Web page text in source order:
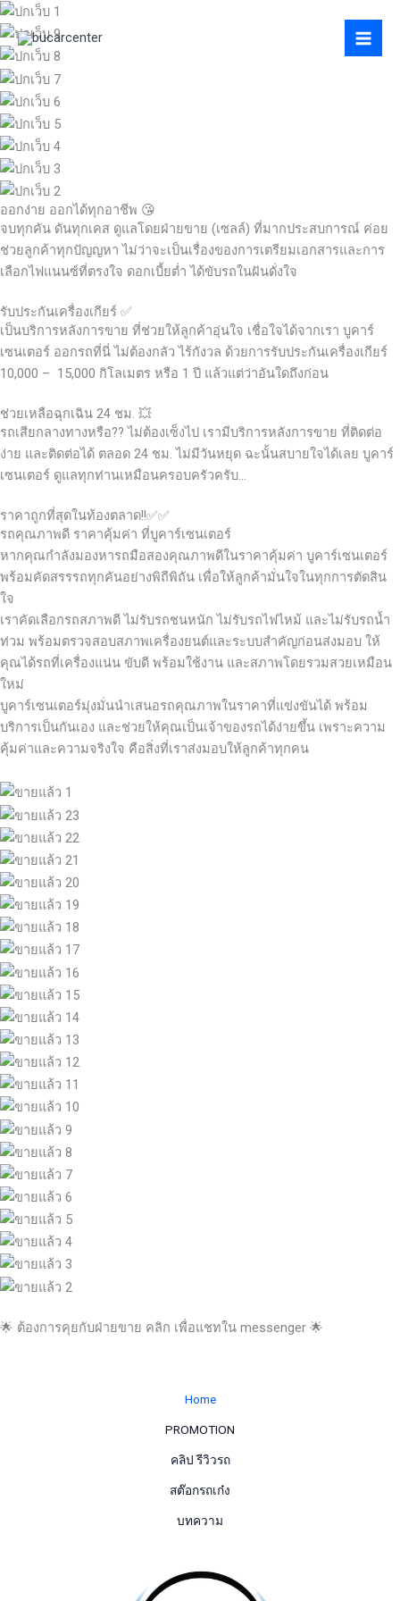
Skip
to
content
ออกง่าย ออกได้ทุกอาชีพ 😘
จบทุกคัน ดันทุกเคส ดูแลโดยฝ่ายขาย (เซลล์) ที่มากประสบการณ์ ค่อย
ช่วยลูกค้าทุกปัญญหา ไม่ว่าจะเป็นเรื่องของการเตรียมเอกสารและการ
เลือกไฟแนนซ์ที่ตรงใจ ดอกเบี้ยต่ำ ได้ขับรถในฝันดั่งใจ
รับประกันเครื่องเกียร์ ✅
เป็นบริการหลังการขาย ที่ช่วยให้ลูกค้าอุ่นใจ เชื่อใจได้จากเรา บูคาร์
เซนเตอร์ ออกรถที่นี่ ไม่ต้องกลัว ไร้กังวล ด้วยการรับประกันเครื่องเกียร์
10,000 – 15,000 กิโลเมตร หรือ 1 ปี แล้วแต่ว่าอันใดถึงก่อน
ช่วยเหลือฉุกเฉิน 24 ชม. 💥
รถเสียกลางทางหรือ?? ไม่ต้องเซ็งไป เรามีบริการหลังการขาย ที่ติดต่อ
ง่าย และติดต่อได้ ตลอด 24 ชม. ไม่มีวันหยุด ฉะนั้นสบายใจได้เลย บูคาร์
เซนเตอร์ ดูแลทุกท่านเหมือนครอบครัวครับ…
ราคาถูกที่สุดในท้องตลาด!!✅✅
รถคุณภาพดี ราคาคุ้มค่า ที่บูคาร์เซนเตอร์
หากคุณกำลังมองหารถมือสองคุณภาพดีในราคาคุ้มค่า บูคาร์เซนเตอร์
พร้อมคัดสรรรถทุกคันอย่างพิถีพิถัน เพื่อให้ลูกค้ามั่นใจในทุกการตัดสิน
ใจ
เราคัดเลือกรถสภาพดี ไม่รับรถชนหนัก ไม่รับรถไฟไหม้ และไม่รับรถน้ำ
ท่วม พร้อมตรวจสอบสภาพเครื่องยนต์และระบบสำคัญก่อนส่งมอบ ให้
คุณได้รถที่เครื่องแน่น ขับดี พร้อมใช้งาน และสภาพโดยรวมสวยเหมือน
ใหม่
บูคาร์เซนเตอร์มุ่งมั่นนำเสนอรถคุณภาพในราคาที่แข่งขันได้ พร้อม
บริการเป็นกันเอง และช่วยให้คุณเป็นเจ้าของรถได้ง่ายขึ้น เพราะความ
คุ้มค่าและความจริงใจ คือสิ่งที่เราส่งมอบให้ลูกค้าทุกคน
🌟 ต้องการคุยกับฝ่ายขาย คลิก เพื่อแชทใน messenger 🌟
Home
PROMOTION
คลิป รีวิวรถ
สต๊อกรถเก๋ง
บทความ